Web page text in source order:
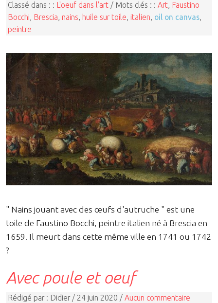
Classé dans : : L'oeuf dans l'art / Mots clés : : Art, Faustino
Bocchi, Brescia, nains, huile sur toile, italien, oil on canvas,
peintre
" Nains jouant avec des œufs d'autruche " est une
toile de Faustino Bocchi, peintre italien né à Brescia en
1659. Il meurt dans cette même ville en 1741 ou 1742
?
Avec poule et oeuf
Rédigé par : Didier / 24 juin 2020 / Aucun commentaire